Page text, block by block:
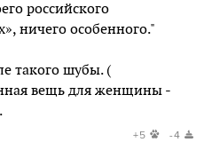
российского
ничего особенного."
такого шубы. (
вещь для женщины -
+5 -4